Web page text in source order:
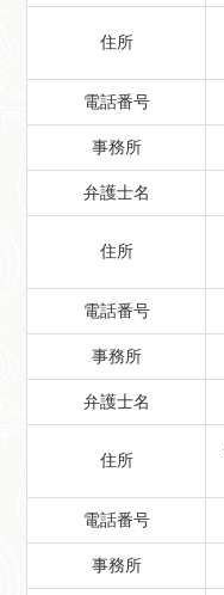
住所
電話番号
事務所
弁護士名
住所
電話番号
事務所
弁護士名
住所
電話番号
事務所